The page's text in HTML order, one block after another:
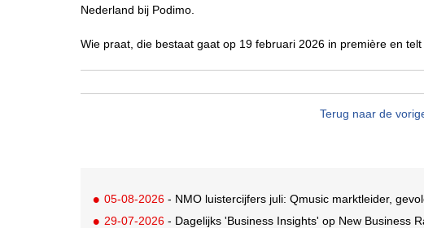
Nederland bij Podimo.
Wie praat, die bestaat gaat op 19 februari 2026 in première en telt
Terug naar de
05-08-2026 - NMO luistercijfers juli: Qmusic marktleider,
29-07-2026 - Dagelijks 'Business Insights' op New Business